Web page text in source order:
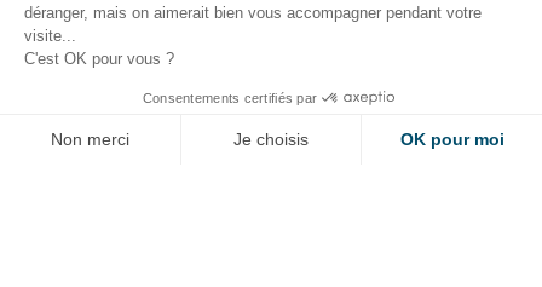
33523 Bruges Cedex
déranger, mais on aimerait bien vous accompagner pendant votre
visite...
C'est OK pour vous ?
Consentements certifiés par
Non merci Je choisis
OK pour moi